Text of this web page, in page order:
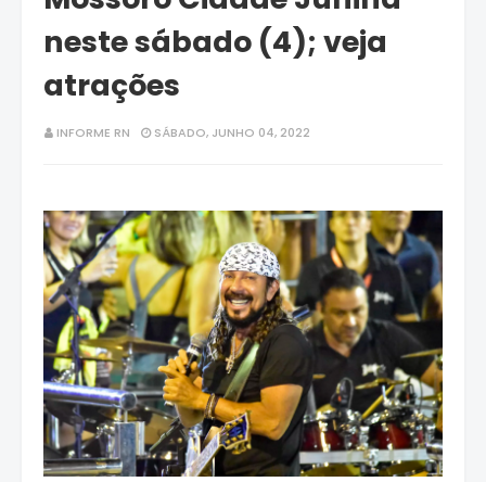
neste sábado (4); veja
atrações
INFORME RN SÁBADO, JUNHO 04, 2022